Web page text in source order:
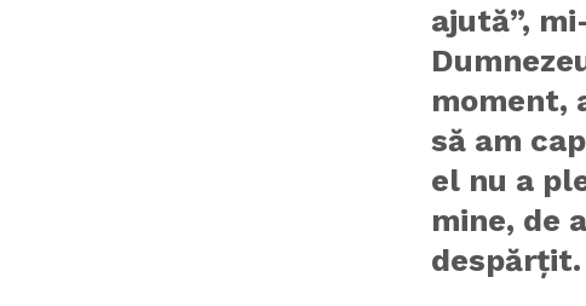
ajută”,
moment,
să am
el nu a
mine, de
despărțit.